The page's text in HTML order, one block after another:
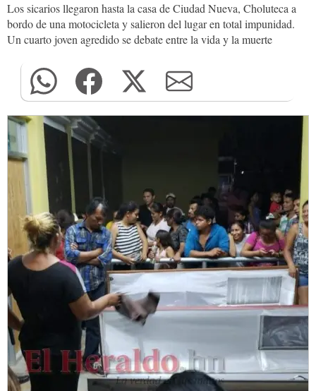
Los sicarios llegaron hasta la casa de Ciudad Nueva, Choluteca a
bordo de una motocicleta y salieron del lugar en total impunidad.
Un cuarto joven agredido se debate entre la vida y la muerte